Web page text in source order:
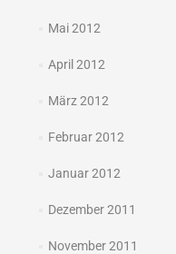
Mai 2012
April 2012
März 2012
Februar 2012
Januar 2012
Dezember 2011
November 2011